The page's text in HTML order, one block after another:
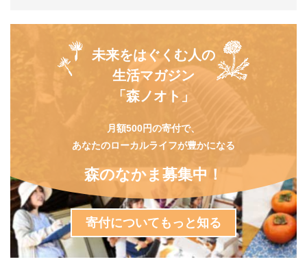
未来をはぐくむ人の
生活マガジン
「森ノオト」
月額500円の寄付で、
あなたのローカルライフが豊かになる
森のなかま募集中！
寄付についてもっと知る